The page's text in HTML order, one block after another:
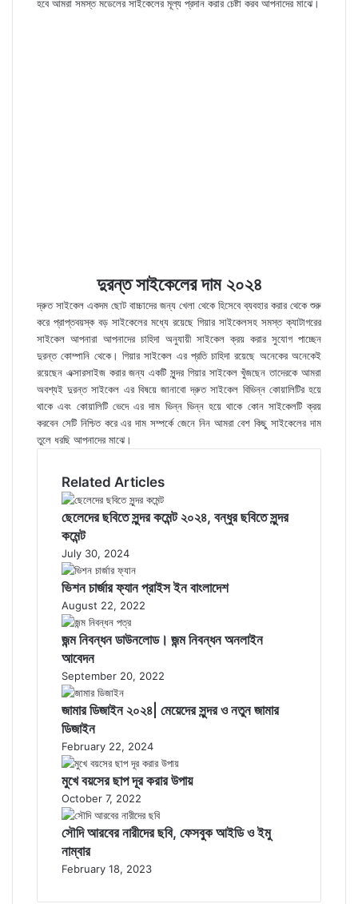
হবে আমরা সমস্ত মডেলের সাইকেলের মূল্য প্রদান করার চেষ্টা করব আপনাদের মাঝে।
দুরন্ত সাইকেলের দাম ২০২৪
দ্রুত সাইকেল একদম ছোট বাচ্চাদের জন্য খেলা থেকে হিসেবে ব্যবহার করার থেকে শুরু
করে প্রাপ্তবয়স্ক বড় সাইকেলের মধ্যে রয়েছে গিয়ার সাইকেলসহ সমস্ত ক্যাটাগরের
সাইকেল আপনারা আপনাদের চাহিদা অনুযায়ী সাইকেল ক্রয় করার সুযোগ পাচ্ছেন
দুরন্ত কোম্পানি থেকে। গিয়ার সাইকেল এর প্রতি চাহিদা রয়েছে অনেকের অনেকেই
রয়েছেন এক্সারসাইজ করার জন্য একটি সুন্দর গিয়ার সাইকেল খুঁজছেন তাদেরকে আমরা
অবশ্যই দুরন্ত সাইকেল এর বিষয়ে জানাবো দ্রুত সাইকেল বিভিন্ন কোয়ালিটির হয়ে
থাকে এবং কোয়ালিটি ভেদে এর দাম ভিন্ন ভিন্ন হয়ে থাকে কোন সাইকেলটি ক্রয়
করবেন সেটি নিশ্চিত করে এর দাম সম্পর্কে জেনে নিন আমরা বেশ কিছু সাইকেলের দাম
তুলে ধরছি আপনাদের মাঝে।
Related Articles
ছেলেদের ছবিতে সুন্দর কমেন্ট ২০২৪, বন্ধুর ছবিতে সুন্দর
কমেন্ট
July 30, 2024
ভিশন চার্জার ফ্যান প্রাইস ইন বাংলাদেশ
August 22, 2022
জন্ম নিবন্ধন ডাউনলোড। জন্ম নিবন্ধন অনলাইন
আবেদন
September 20, 2022
জামার ডিজাইন ২০২৪| মেয়েদের সুন্দর ও নতুন জামার
ডিজাইন
February 22, 2024
মুখে বয়সের ছাপ দূর করার উপায়
October 7, 2022
সৌদি আরবের নারীদের ছবি, ফেসবুক আইডি ও ইমু
নাম্বার
February 18, 2023